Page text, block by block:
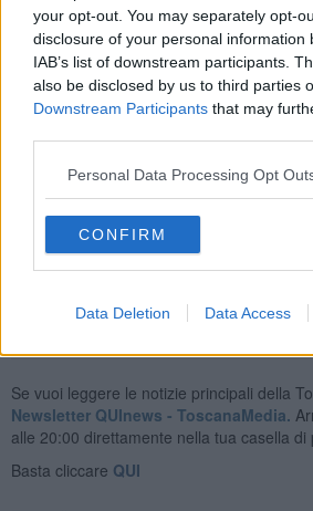
your opt-out. You may separately opt-
disclosure of your personal information
IAB’s list of downstream participants.
also be disclosed by us to third parties
Downstream Participants that may
Personal Data Processing Opt
CONFIRM
Data Deletion Data Access
Centrale e di una squadra proveniente dal
di Romagna e i sanitari del 118.
La E45, chiusa in entrambi i sensi di
del fuoco hanno coadiuvato il personale
feriti e successivamente hanno
dell’autogrù, al recupero e alla messa in
autoarticolati. Sul posto anche la polizia
Se vuoi leggere le notizie principali della
Newsletter QUInews - ToscanaMedia.
alle 20:00 direttamente nella tua casella di
Basta cliccare QUI